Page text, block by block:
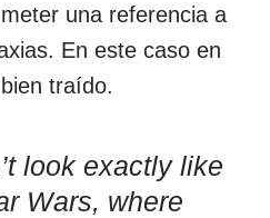
una referencia a
En este caso en
traído.
look exactly like
Wars, where